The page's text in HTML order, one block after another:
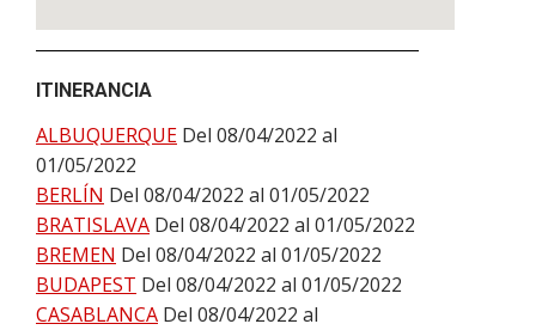
ITINERANCIA
ALBUQUERQUE Del 08/04/2022 al
01/05/2022
BERLÍN Del 08/04/2022 al 01/05/2022
BRATISLAVA Del 08/04/2022 al 01/05/2022
BREMEN Del 08/04/2022 al 01/05/2022
BUDAPEST Del 08/04/2022 al 01/05/2022
CASABLANCA Del 08/04/2022 al